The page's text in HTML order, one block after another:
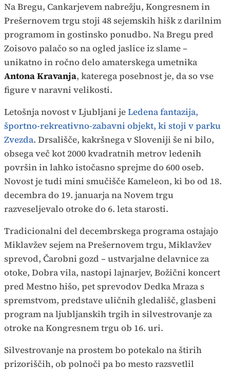
Na Bregu, Cankarjevem nabrežju, Kongresnem in
Prešernovem trgu stoji 48 sejemskih hišk z darilnim
programom in gostinsko ponudbo. Na Bregu pred
Zoisovo palačo so na ogled jaslice iz slame –
unikatno in ročno delo amaterskega umetnika
Antona Kravanja, katerega posebnost je, da so vse
figure v naravni velikosti.
Letošnja novost v Ljubljani jeLedena fantazija,
športno-rekreativno-zabavni objekt, ki stoji v parku
Zvezda. Drsališče, kakršnega v Sloveniji še ni bilo,
obsega več kot 2000 kvadratnih metrov ledenih
površin in lahko istočasno sprejme do 600 oseb.
Novost je tudi mini smučišče Kameleon, ki bo od 18.
decembra do 19. januarja na Novem trgu
razveseljevalo otroke do 6. leta starosti.
Tradicionalni del decembrskega programa ostajajo
Miklavžev sejem na Prešernovem trgu, Miklavžev
sprevod, Čarobni gozd – ustvarjalne delavnice za
otoke, Dobra vila, nastopi lajnarjev, Božični koncert
pred Mestno hišo, pet sprevodov Dedka Mraza s
spremstvom, predstave uličnih gledališč, glasbeni
program na ljubljanskih trgih in silvestrovanje za
otroke na Kongresnem trgu ob 16. uri.
Silvestrovanje na prostem bo potekalo na štirih
prizoriščih, ob polnoči pa bo mesto razsvetlil